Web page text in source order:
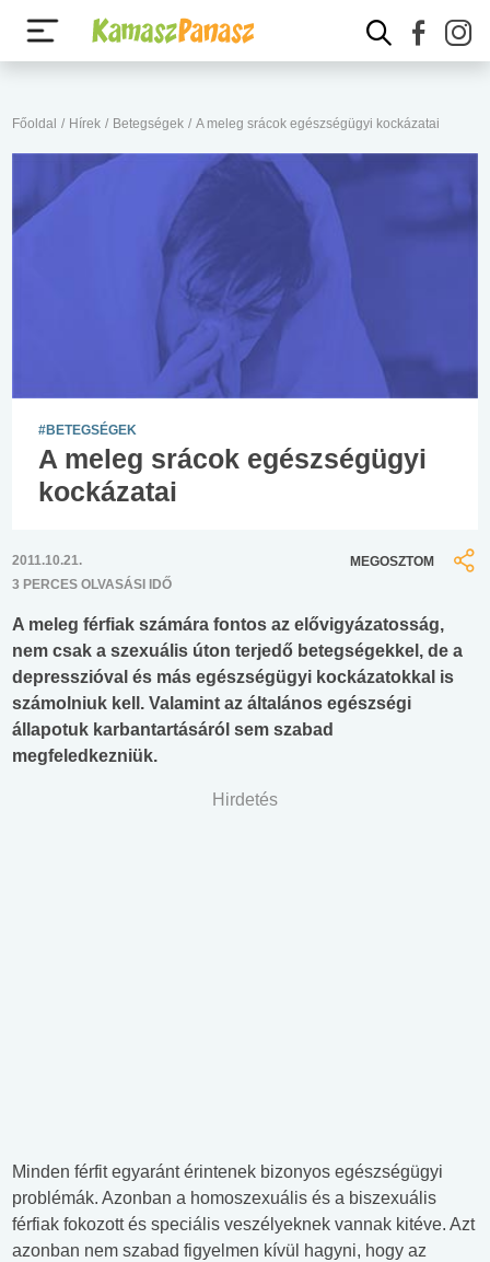
Főoldal / Hírek / Betegségek / A meleg srácok egészségügyi kockázatai
#BETEGSÉGEK
A meleg srácok egészségügyi
kockázatai
2011.10.21.
3 PERCES OLVASÁSI IDŐ
MEGOSZTOM
A meleg férfiak számára fontos az elővigyázatosság,
nem csak a szexuális úton terjedő betegségekkel, de a
depresszióval és más egészségügyi kockázatokkal is
számolniuk kell. Valamint az általános egészségi
állapotuk karbantartásáról sem szabad
megfeledkezniük.
Hirdetés
Minden férfit egyaránt érintenek bizonyos egészségügyi
problémák. Azonban a homoszexuális és a biszexuális
férfiak fokozott és speciális veszélyeknek vannak kitéve. Azt
azonban nem szabad figyelmen kívül hagyni, hogy az